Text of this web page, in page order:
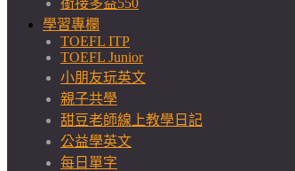
銜接多益550
學習專欄
TOEFL ITP
TOEFL Junior
小朋友玩英文
親子共學
甜豆老師線上教學日記
公益學英文
每日單字